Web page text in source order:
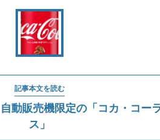
記事本文を読む
動販売機限定の「コカ・コー
ス」